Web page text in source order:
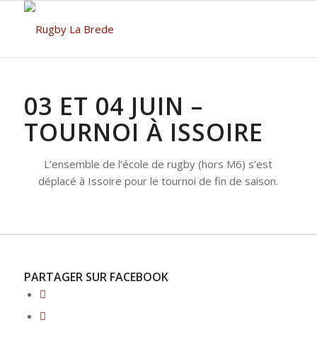
03 ET 04 JUIN –
TOURNOI À ISSOIRE
L’ensemble de l’école de rugby (hors M6) s’est
déplacé à Issoire pour le tournoi de fin de saison.
PARTAGER SUR FACEBOOK